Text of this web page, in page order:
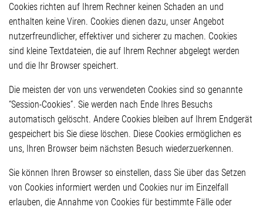
Cookies richten auf Ihrem Rechner keinen Schaden an und
enthalten keine Viren. Cookies dienen dazu, unser Angebot
nutzerfreundlicher, effektiver und sicherer zu machen. Cookies
sind kleine Textdateien, die auf Ihrem Rechner abgelegt werden
und die Ihr Browser speichert.
Die meisten der von uns verwendeten Cookies sind so genannte
“Session-Cookies”. Sie werden nach Ende Ihres Besuchs
automatisch gelöscht. Andere Cookies bleiben auf Ihrem Endgerät
gespeichert bis Sie diese löschen. Diese Cookies ermöglichen es
uns, Ihren Browser beim nächsten Besuch wiederzuerkennen.
Sie können Ihren Browser so einstellen, dass Sie über das Setzen
von Cookies informiert werden und Cookies nur im Einzelfall
erlauben, die Annahme von Cookies für bestimmte Fälle oder